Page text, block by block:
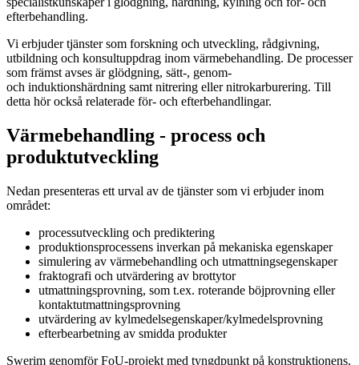
efterbehandling.
Vi erbjuder tjänster som forskning och utveckling, rådgivning,
utbildning och konsultuppdrag inom värmebehandling. De processer
som främst avses är glödgning, sätt-, genom-
och induktionshärdning samt nitrering eller nitrokarburering. Till
detta hör också relaterade för- och efterbehandlingar.
Värmebehandling - process och
produktutveckling
Nedan presenteras ett urval av de tjänster som vi erbjuder inom
området:
processutveckling och prediktering
produktionsprocessens inverkan på mekaniska egenskaper
simulering av värmebehandling och utmattningsegenskaper
fraktografi och utvärdering av brottytor
utmattningsprovning, som t.ex. roterande böjprovning eller
kontaktutmattningsprovning
utvärdering av kylmedelsegenskaper/kylmedelsprovning
efterbearbetning av smidda produkter
Swerim genomför FoU-projekt med tyngdpunkt på konstruktionens,